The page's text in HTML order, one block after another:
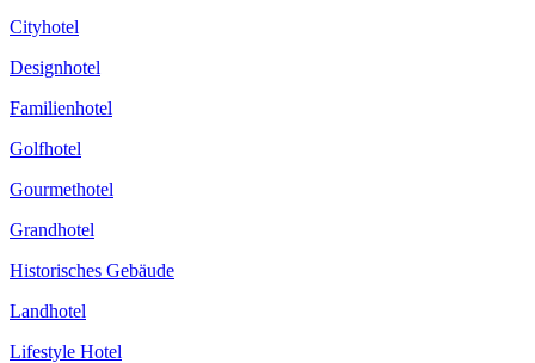
Cityhotel
Designhotel
Familienhotel
Golfhotel
Gourmethotel
Grandhotel
Historisches Gebäude
Landhotel
Lifestyle Hotel